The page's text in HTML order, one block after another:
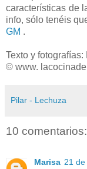
características de
info, sólo tenéis
GM .
Texto y fotografías:
© www.
Pilar - Lechuza
10 comentarios:
Marisa 21